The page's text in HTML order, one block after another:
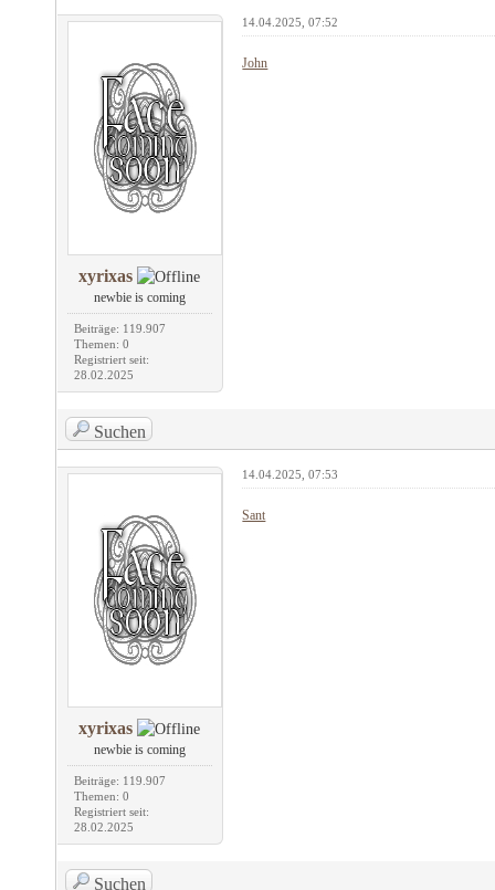
xyrixas
newbie is coming
Beiträge: 119.907
Themen: 0
Registriert seit:
28.02.2025
14.04.2025, 07:52
John
Suchen
xyrixas
newbie is coming
Beiträge: 119.907
Themen: 0
Registriert seit:
28.02.2025
14.04.2025, 07:53
Sant
Suchen